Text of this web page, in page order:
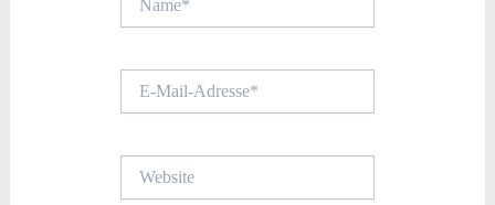
Mail-